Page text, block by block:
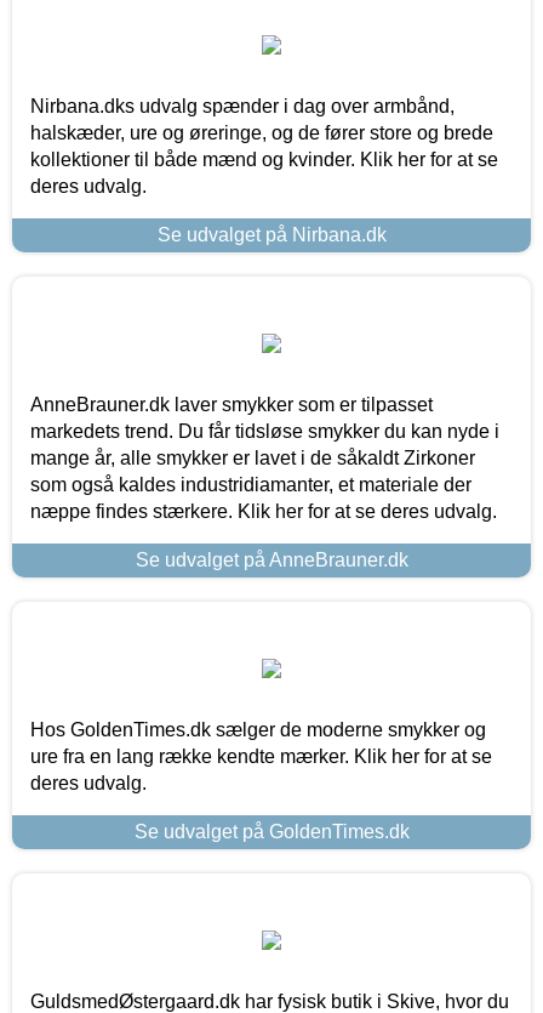
Nirbana.dks udvalg spænder i dag over armbånd,
halskæder, ure og øreringe, og de fører store og brede
kollektioner til både mænd og kvinder. Klik her for at se
deres udvalg.
Se udvalget på Nirbana.dk
AnneBrauner.dk laver smykker som er tilpasset
markedets trend. Du får tidsløse smykker du kan nyde i
mange år, alle smykker er lavet i de såkaldt Zirkoner
som også kaldes industridiamanter, et materiale der
næppe findes stærkere. Klik her for at se deres udvalg.
Se udvalget på AnneBrauner.dk
Hos GoldenTimes.dk sælger de moderne smykker og
ure fra en lang række kendte mærker. Klik her for at se
deres udvalg.
Se udvalget på GoldenTimes.dk
GuldsmedØstergaard.dk har fysisk butik i Skive, hvor du